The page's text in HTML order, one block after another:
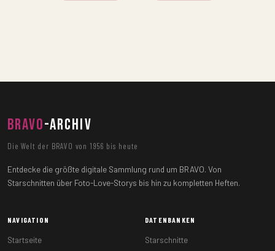
BRAVO-ARCHIV
Die Welt der BRAVO von 1956 bis heute
Entdecke die größte digitale Sammlung rund um BRAVO. Von
Starschnitten über Foto-Love-Storys bis hin zu kompletten Heften.
NAVIGATION
Startseite
DATENBANKEN
Starschnitte